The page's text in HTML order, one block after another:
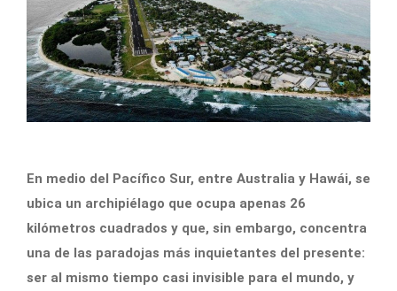
En medio del Pacífico Sur, entre Australia y Hawái, se
ubica un archipiélago que ocupa apenas 26
kilómetros cuadrados y que, sin embargo, concentra
una de las paradojas más inquietantes del presente:
ser al mismo tiempo casi invisible para el mundo, y